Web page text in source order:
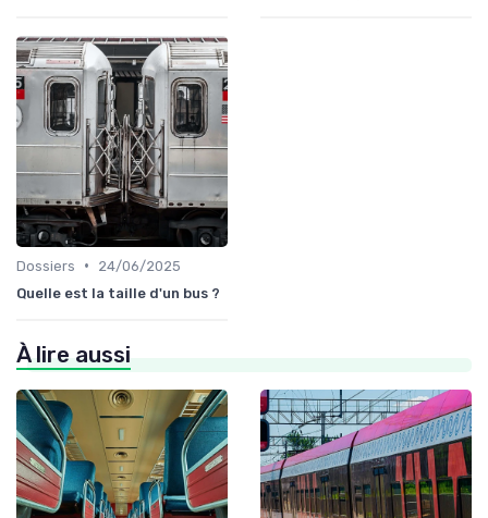
Dossiers •
24/06/2025
Quelle est la taille d'un bus ?
À lire aussi